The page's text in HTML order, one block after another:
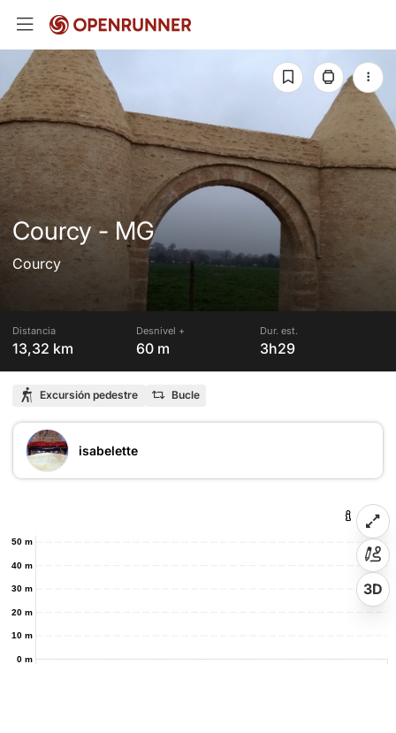
Courcy - MG
Courcy
Distancia
13,32 km
Desnivel +
60 m
Dur. est.
3h29
Excursión pedestre Bucle
isabelette
0 m
10 m
20 m
30 m
40 m
50 m
3D